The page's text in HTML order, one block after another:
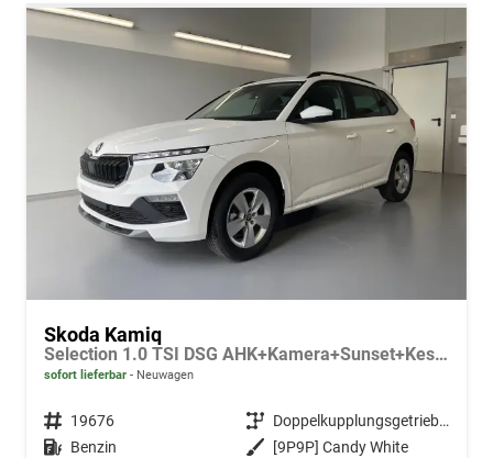
Skoda Kamiq
Selection 1.0 TSI DSG AHK+Kamera+Sunset+Kessy+AppConnect+Sitzheiz+Alu16+GV5
sofort lieferbar Neuwagen
Fahrzeugnr. 19676 Getriebe
Doppelkupplungsgetriebe (DSG)
Kraftstoff Benzin Außenfarbe
[9P9P] Candy White